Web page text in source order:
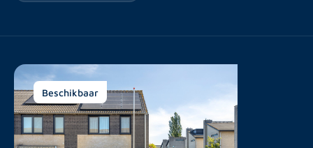
Beschikbaar